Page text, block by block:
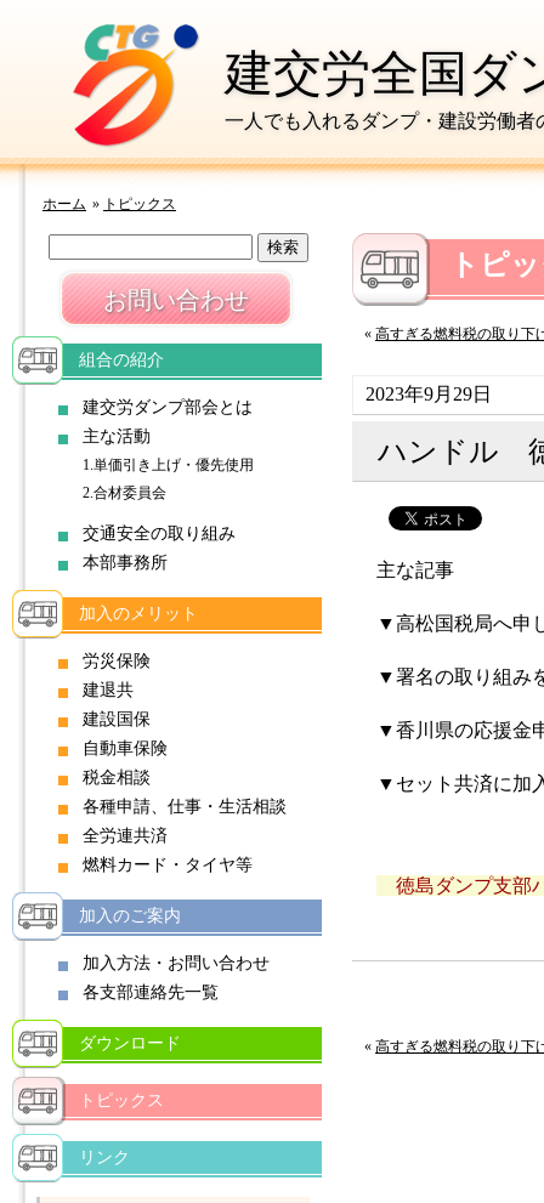
建交労全国ダ
一人でも入れるダンプ・建設労働者
ホーム » トピックス
トピ
« 高すぎる燃料税の取り下
2023年9月29日
ハンドル
主な記事
▼高松国税局へ申
▼署名の取り組み
▼香川県の応援金
▼セット共済に加
徳島ダンプ支部
« 高すぎる燃料税の取り下
お問い合わせ
組合の紹介
建交労ダンプ部会とは
主な活動
1.単価引き上げ・優先使用
2.合材委員会
交通安全の取り組み
本部事務所
加入のメリット
労災保険
建退共
建設国保
自動車保険
税金相談
各種申請、仕事・生活相談
全労連共済
燃料カード・タイヤ等
加入のご案内
加入方法・お問い合わせ
各支部連絡先一覧
ダウンロード
トピックス
リンク